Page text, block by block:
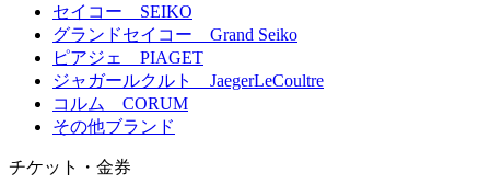
セイコー SEIKO
グランドセイコー Grand Seiko
ピアジェ PIAGET
ジャガールクルト JaegerLeCoultre
コルム CORUM
その他ブランド
チケット・金券